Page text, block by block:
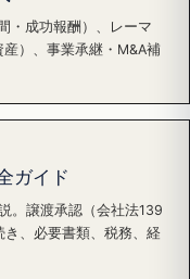
・成功報酬）、レーマ
）、事業承継・M&A補
ガイド
。譲渡承認（会社法139
、必要書類、税務、経